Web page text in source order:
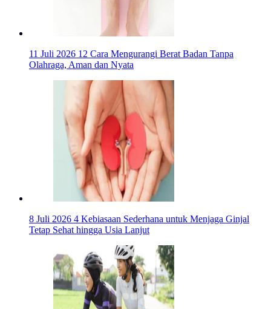
11 Juli 2026 12 Cara Mengurangi Berat Badan Tanpa
Olahraga, Aman dan Nyata
8 Juli 2026 4 Kebiasaan Sederhana untuk Menjaga Ginjal
Tetap Sehat hingga Usia Lanjut